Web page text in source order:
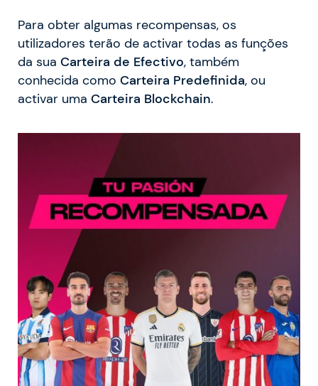
Para obter algumas recompensas, os
utilizadores terão de activar todas as funções
da sua Carteira de Efectivo, também
conhecida como Carteira Predefinida, ou
activar uma Carteira Blockchain.